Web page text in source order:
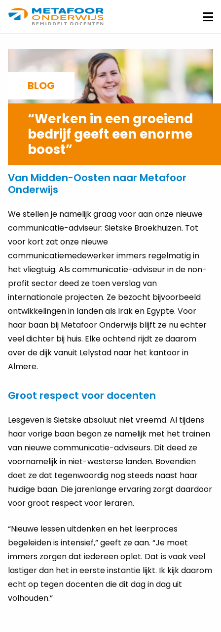
Metafoor
Onderwijs
BLOG
“Werken in een groeiend
bedrijf geeft een enorme
boost”
Van Midden-Oosten naar Metafoor
Onderwijs
We stellen je namelijk graag voor aan onze nieuwe
communicatie-adviseur: Sietske Broekhuizen. Tot
voor kort zat onze nieuwe
communicatiemedewerker immers regelmatig in
het vliegtuig. Als communicatie-adviseur in de non-
profit sector deed ze toen verslag van
internationale projecten. Ze bezocht bijvoorbeeld
ontwikkelingen in landen als Irak en Egypte. Voor
haar baan bij Metafoor Onderwijs blijft ze nu echter
veel dichter bij huis. Elke ochtend rijdt ze daarom
over de dijk vanuit Lelystad naar het kantoor in
Almere.
Groot respect voor docenten
Lesgeven is Sietske absoluut niet vreemd. Al tijdens
haar vorige baan begon ze namelijk met het trainen
van nieuwe communicatie-adviseurs. Dit deed ze
voornamelijk in niet-westerse landen. Bovendien
doet ze dat tegenwoordig nog steeds naast haar
huidige baan. Die jarenlange ervaring zorgt daardoor
voor groot respect voor leraren.
“Nieuwe lessen uitdenken en het leerproces
begeleiden is intensief,” geeft ze aan. “Je moet
immers zorgen dat iedereen oplet. Dat is vaak veel
lastiger dan het in eerste instantie lijkt. Ik kijk daarom
echt op tegen docenten die dit dag in dag uit
volhouden.”